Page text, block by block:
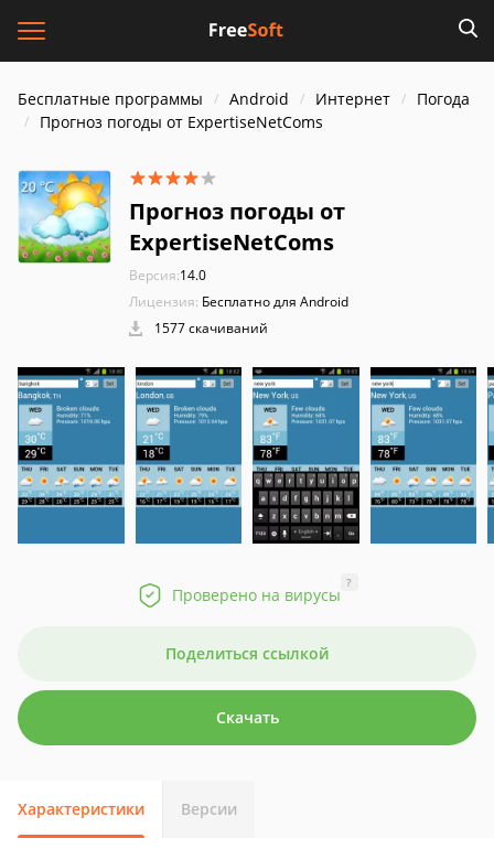
Бесплатные программы Android Интернет
Погода
Прогноз погоды от ExpertiseNetComs
Прогноз погоды от
ExpertiseNetComs
Версия:14.0
Лицензия: Бесплатно для Android
1577 скачиваний
Проверено на вирусы
?
Поделиться ссылкой
Скачать
Характеристики Версии